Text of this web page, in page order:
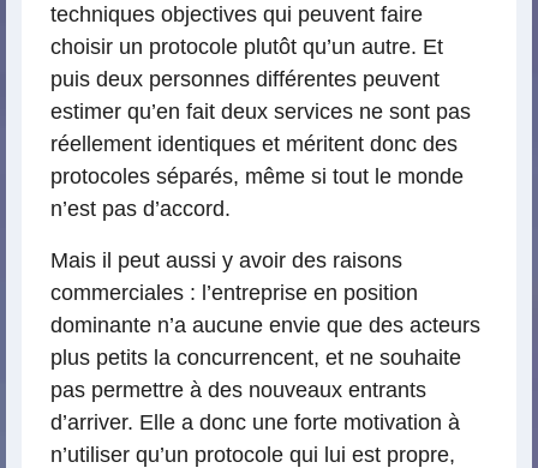
techniques objectives qui peuvent faire
choisir un protocole plutôt qu’un autre. Et
puis deux personnes différentes peuvent
estimer qu’en fait deux services ne sont pas
réellement identiques et méritent donc des
protocoles séparés, même si tout le monde
n’est pas d’accord.
Mais il peut aussi y avoir des raisons
commerciales : l’entreprise en position
dominante n’a aucune envie que des acteurs
plus petits la concurrencent, et ne souhaite
pas permettre à des nouveaux entrants
d’arriver. Elle a donc une forte motivation à
n’utiliser qu’un protocole qui lui est propre,